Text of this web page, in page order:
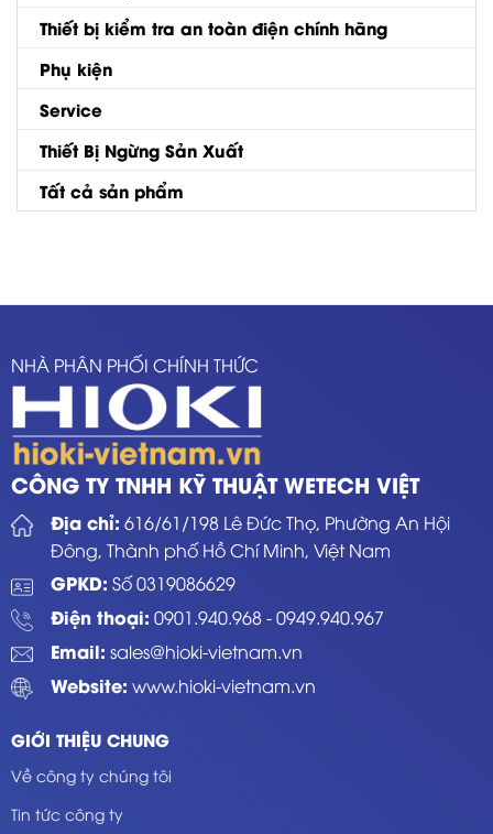
Thiết bị kiểm tra an toàn điện chính hãng
Phụ kiện
Service
Thiết Bị Ngừng Sản Xuất
Tất cả sản phẩm
NHÀ PHÂN PHỐI CHÍNH THỨC
CÔNG TY TNHH KỸ THUẬT WETECH VIỆT
Địa chỉ: 616/61/198 Lê Đức Thọ, Phường An Hội
Đông, Thành phố Hồ Chí Minh, Việt Nam
GPKD: Số 0319086629
Điện thoại: 0901.940.968-0949.940.967
Email: sales@hioki-vietnam.vn
Website: www.hioki-vietnam.vn
GIỚI THIỆU CHUNG
Về công ty chúng tôi
Tin tức công ty